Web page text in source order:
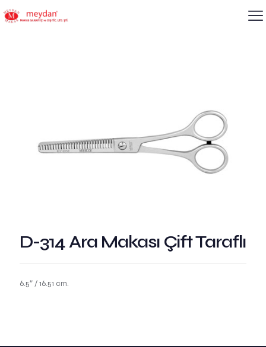
D-314 Ara Makası Çift Taraflı
6.5″ / 16.51 cm.